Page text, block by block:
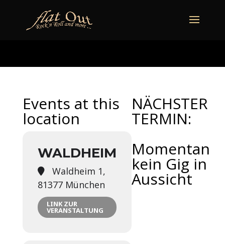
Events at this
location
WALDHEIM
Waldheim 1,
81377 München
LINK ZUR
VERANSTALTUNG
NÄCHSTER
TERMIN:
Momentan
kein Gig in
Aussicht